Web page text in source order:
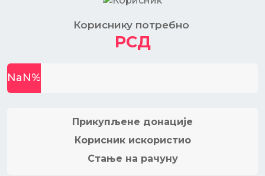
Кориснику потребно
РСД
NaN%
Прикупљене донације
Корисник искористио
Стање на рачуну